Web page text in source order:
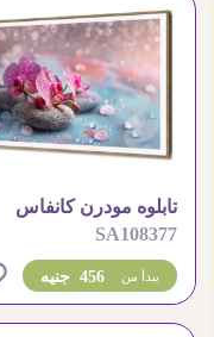
تابلوه مودرن كانفاس
زهور الأوركيد والشموع
SA108377
456 جنيه يبدأ من